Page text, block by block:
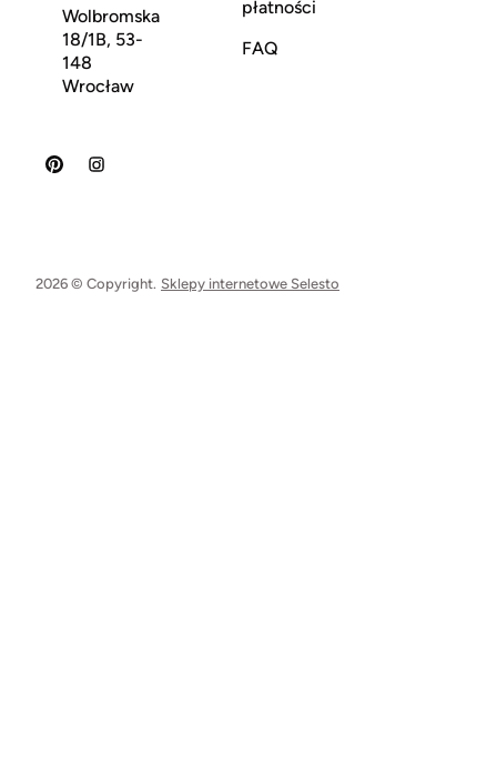
Wolbromska
18/1B, 53-
148
Wrocław
płatności
FAQ
2026 © Copyright. Sklepy internetowe Selesto